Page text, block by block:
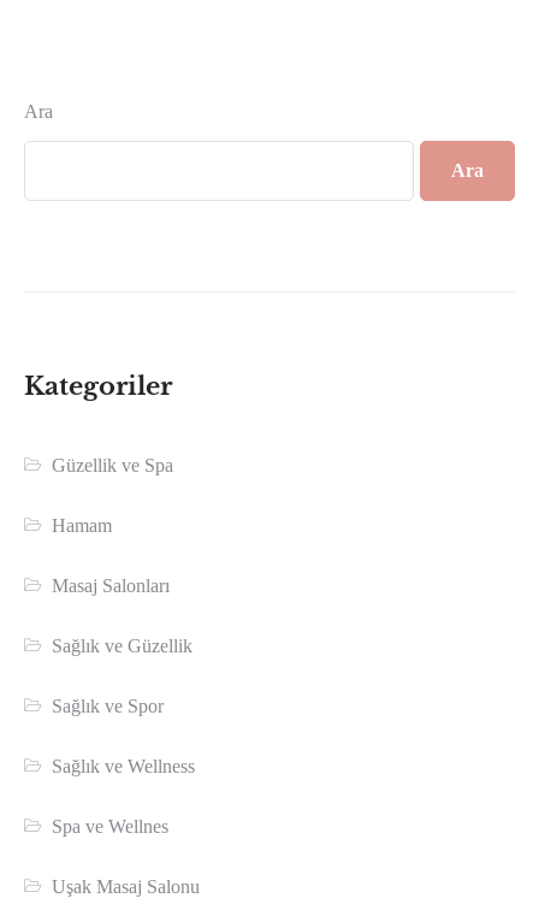
Ara
Ara
Kategoriler
Güzellik ve Spa
Hamam
Masaj Salonları
Sağlık ve Güzellik
Sağlık ve Spor
Sağlık ve Wellness
Spa ve Wellnes
Uşak Masaj Salonu